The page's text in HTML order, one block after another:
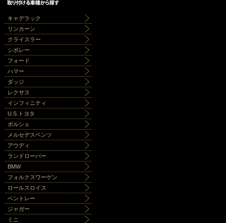
キャデラック
リンカーン
クライスラー
シボレー
フォード
ハマー
ダッジ
レクサス
インフィニティ
U.S.トヨタ
ポルシェ
メルセデスベンツ
アウディ
ランドローバー
BMW
フォルクスワーゲン
ロールスロイス
ベントレー
ジャガー
ミニ